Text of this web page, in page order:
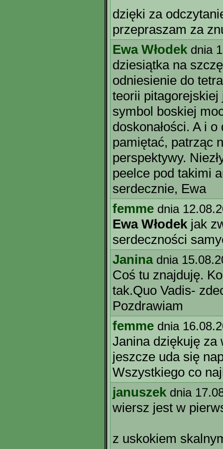
dzięki za
przepraszam za
Ewa Włodek dnia
dziesiątka na
odniesienie do
teorii
symbol boskiej
doskonałości. A i
pamiętać, patrząc
perspektywy.
peelce pod takimi
serdecznie, Ewa
femme dnia
Ewa Włodekjak
serdeczności
Janina dnia
Coś tu znajduję.
tak.Quo Vadis-
Pozdrawiam
femme dnia
Janina dziękuję za
jeszcze uda się
Wszystkiego co
januszek dnia
wiersz jest w
z uskokiem